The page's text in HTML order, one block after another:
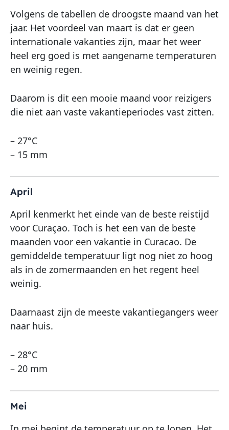
Volgens de tabellen de droogste maand van het
jaar. Het voordeel van maart is dat er geen
internationale vakanties zijn, maar het weer
heel erg goed is met aangename temperaturen
en weinig regen.
Daarom is dit een mooie maand voor reizigers
die niet aan vaste vakantieperiodes vast zitten.
– 27°C
– 15 mm
April
April kenmerkt het einde van de beste reistijd
voor Curaçao. Toch is het een van de beste
maanden voor een vakantie in Curacao. De
gemiddelde temperatuur ligt nog niet zo hoog
als in de zomermaanden en het regent heel
weinig.
Daarnaast zijn de meeste vakantiegangers weer
naar huis.
– 28°C
– 20 mm
Mei